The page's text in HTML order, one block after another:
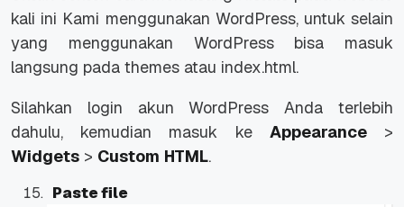
kali ini Kami menggunakan WordPress, untuk selain
yang menggunakan WordPress bisa masuk
langsung pada themes atau index.html.
Silahkan login akun WordPress Anda terlebih
dahulu, kemudian masuk ke Appearance>
Widgets > Custom HTML.
Paste file